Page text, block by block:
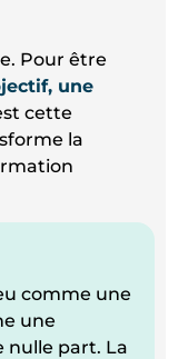
Pour être
une
cette
la
comme une
une
nulle part. La